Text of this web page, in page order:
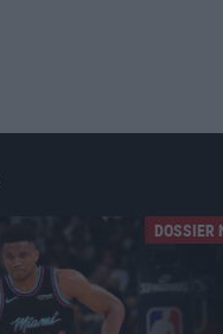
DOSSIER